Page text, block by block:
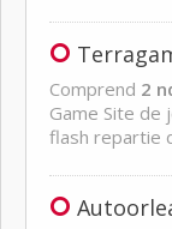
Comprend 2
Game Site de
flash repartie